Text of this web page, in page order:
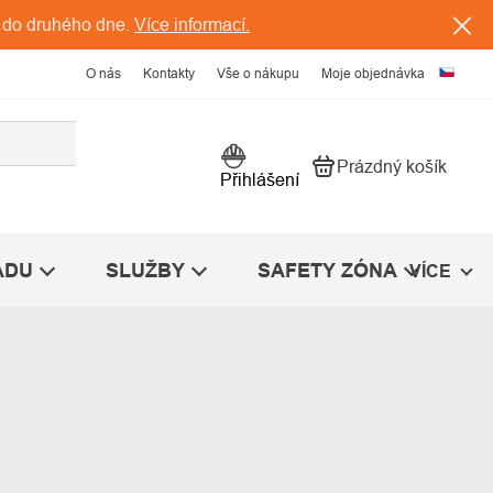
druhého dne. Více informací.
O nás Kontakty Vše o nákupu Moje objednávka
Přihlášení Nákupní košík
Prázdný košík
SLUŽBY SAFETY ZÓNA VÍCE